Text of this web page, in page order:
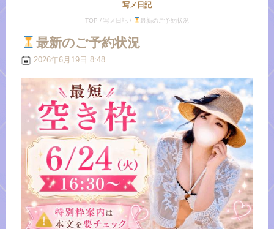
写メ日記
TOP / 写メ日記 / 最新のご予約状況
最新のご予約状況
2026年6月19日 8:48